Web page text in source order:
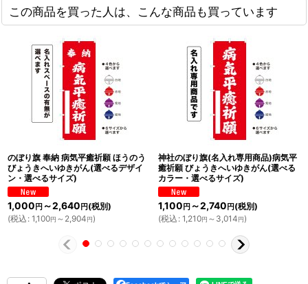
この商品を買った人は、こんな商品も買っています
のぼり旗 奉納 病気平癒祈願 ほうのう
びょうきへいゆきがん(選べるデザイ
ン・選べるサイズ)
1,000 円 ～2,640 円 (税別)
(税込 : 1,100円 ～2,904円)
神社のぼり旗(名入れ専用商品)病気平
癒祈願 びょうきへいゆきがん(選べる
カラー・選べるサイズ)
1,100 円 ～2,740 円 (税別)
(税込 : 1,210円 ～3,014円)